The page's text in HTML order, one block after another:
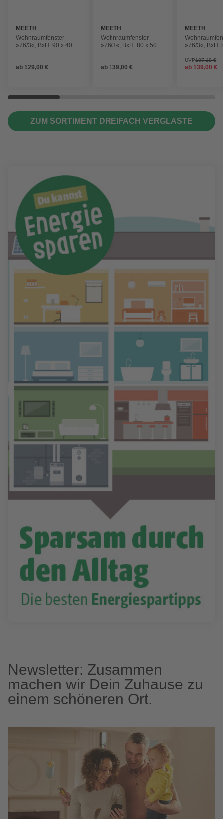
MEETH
Wohnraumfenster
»76/3«, BxH: 90 x 40
ab 129,00 €
MEETH
Wohnraumfenster
»76/3«, BxH: 80 x 50
ab 139,00 €
MEETH
»76/3«, BxH:
Kipp
UVP187,19 €
ab 139,00 €
ZUM SORTIMENT DREIFACH VERGLASTE
Newsletter: Zusammen
machen wir Dein Zuhause zu
einem schöneren Ort.